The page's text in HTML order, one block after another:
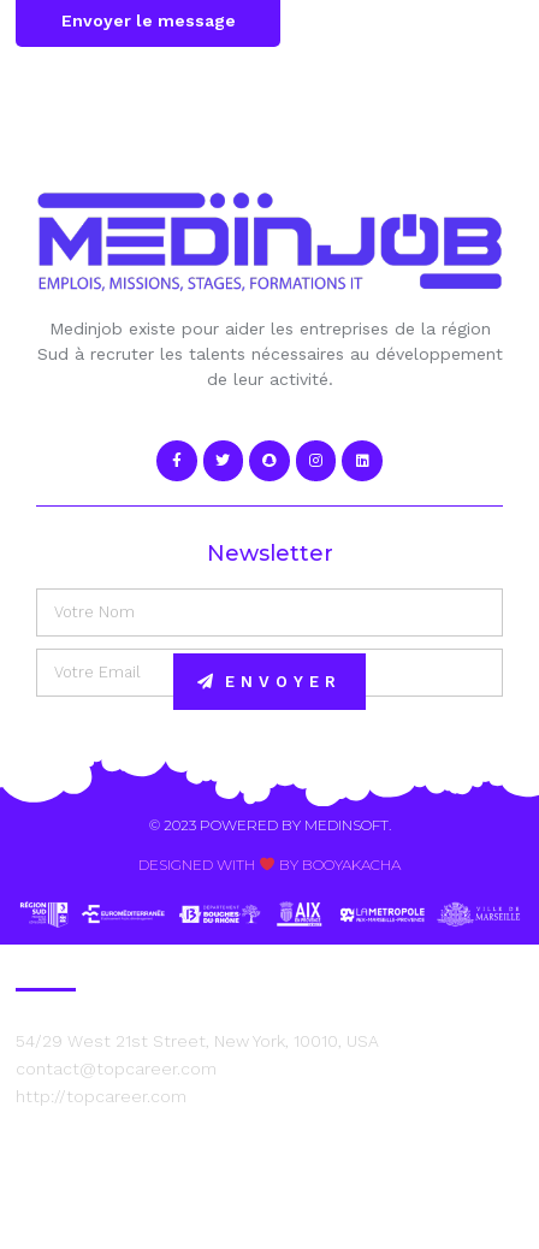
Envoyer le message
Medinjob existe pour aider les entreprises de la région
Sud à recruter les talents nécessaires au développement
de leur activité.
Newsletter
ENVOYER
© 2023 POWERED BY MEDINSOFT.
DESIGNED WITH BY BOOYAKACHA​
54/29 West 21st Street, New York, 10010, USA
contact@topcareer.com
http://topcareer.com